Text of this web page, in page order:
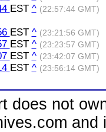
EST ^ (22:57:44 GMT)
EST ^ (23:21:56 GMT)
EST ^ (23:23:57 GMT)
EST ^ (23:42:07 GMT)
EST ^ (23:56:14 GMT)
does not